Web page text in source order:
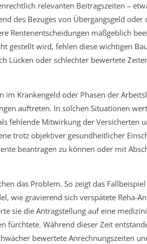
relevanten Beitragszeiten –
des Bezuges von Übergangsgeld oder
Rentenentscheidungen maßgeblich
gestellt wird, fehlen diese wichtigen
Lücken oder schlechter bewertete
im Krankengeld oder Phasen der
auftreten. In solchen Situationen
fehlende Mitwirkung der Versicherten
trotz objektiver gesundheitlicher
beantragen zu können oder mit
das Problem. So zeigt das
wie gravierend sich verspätete Reha-
sie die Antragstellung auf eine
fürchtete. Während dieser Zeit
bewertete Anrechnungszeiten